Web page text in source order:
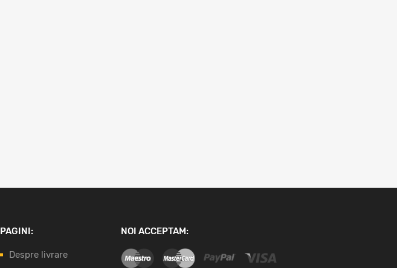
PAGINI:
Despre livrare
NOI ACCEPTAM: